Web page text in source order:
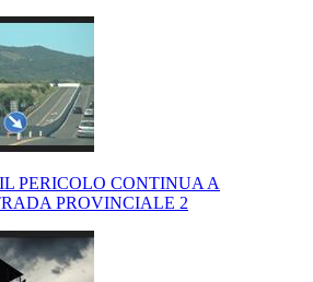
PERICOLO CONTINUA A
PROVINCIALE 2